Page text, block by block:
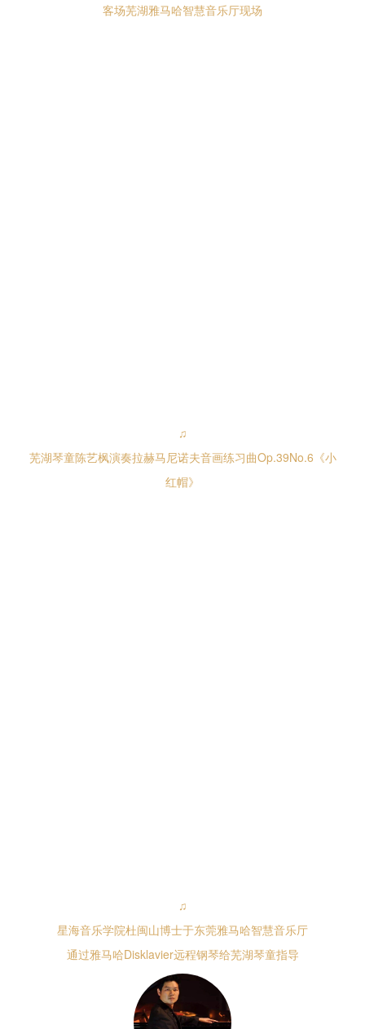
客场芜湖雅马哈智慧音乐厅现场
♫
芜湖琴童陈艺枫演奏拉赫马尼诺夫音画练习曲Op.39No.6《小
红帽》
♫
星海音乐学院杜闽山博士于东莞雅马哈智慧音乐厅
通过雅马哈Disklavier远程钢琴给芜湖琴童指导